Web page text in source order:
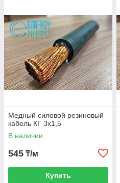
Медный силовой резиновый
кабель КГ 3х1,5
В наличии
545 ₸/м
Купить